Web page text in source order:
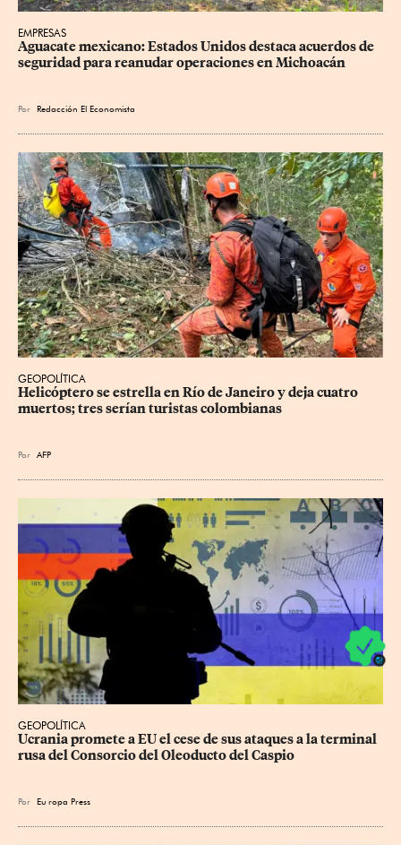
EMPRESAS
Aguacate mexicano: Estados Unidos destaca acuerdos de
seguridad para reanudar operaciones en Michoacán
Por Redacción El Economista
GEOPOLÍTICA
Helicóptero se estrella en Río de Janeiro y deja cuatro
muertos; tres serían turistas colombianas
Por AFP
GEOPOLÍTICA
Ucrania promete a EU el cese de sus ataques a la terminal
rusa del Consorcio del Oleoducto del Caspio
Por Eu ropa Press